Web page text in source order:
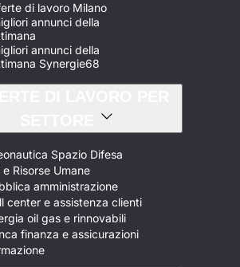
di lavoro Milano
annunci della
annunci della
Synergie68
Spazio Difesa
e Risorse Umane
amministrazione
center e assistenza clienti
oil gas e rinnovabili
finanza e assicurazioni